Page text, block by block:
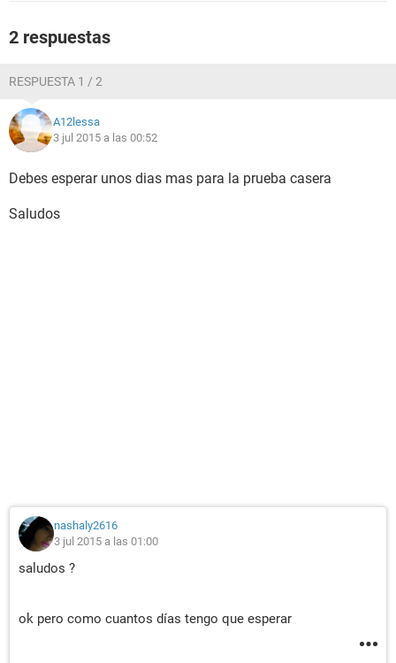
2 respuestas
RESPUESTA 1 / 2
A12lessa
3 jul 2015 a las 00:52
Debes esperar unos dias mas para la prueba casera
Saludos
nashaly2616
3 jul 2015 a las 01:00
saludos ?
ok pero como cuantos días tengo que esperar